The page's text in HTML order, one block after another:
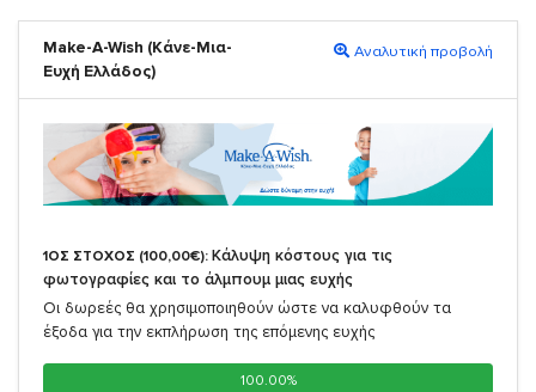
Make-A-Wish (Κάνε-Μια-
Ευχή Ελλάδος)
Αναλυτική προβολή
1ΟΣ ΣΤΟΧΟΣ (100,00€): Κάλυψη κόστους για τις
φωτογραφίες και το άλμπουμ μιας ευχής
Οι δωρεές θα χρησιμοποιηθούν ώστε να καλυφθούν τα
έξοδα για την εκπλήρωση της επόμενης ευχής
100.00%
100.00%